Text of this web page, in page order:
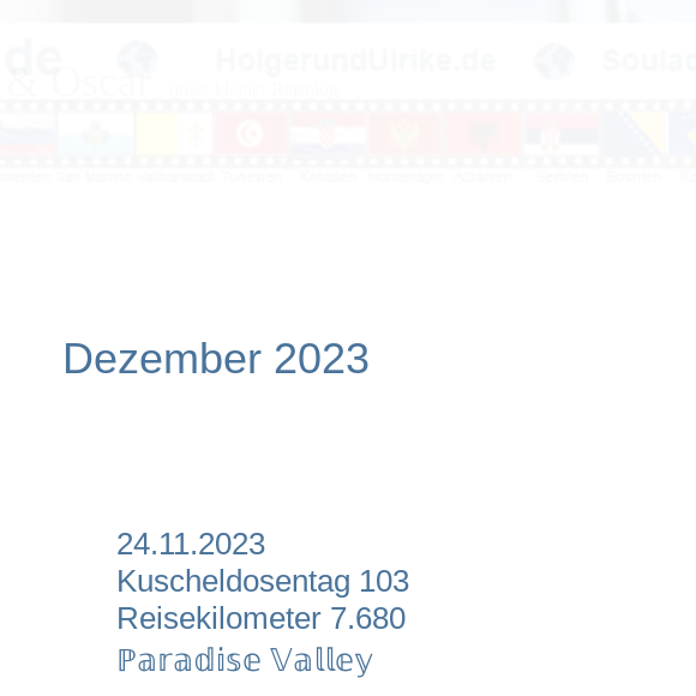
Dezember 2023
24.11.2023
Kuscheldosentag 103
Reisekilometer 7.680
ℙ𝕒𝕣𝕒𝕕𝕚𝕤𝕖 𝕍𝕒𝕝𝕝𝕖𝕪